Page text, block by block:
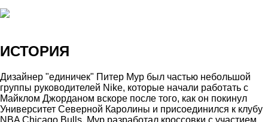
ИСТОРИЯ
Дизайнер "единичек" Питер Мур был частью небольшой
группы руководителей Nike, которые начали работать с
Майклом Джорданом вскоре после того, как он покинул
Университет Северной Каролины и присоединился к клубу
NBA Chicago Bulls. Мур разработал кроссовки с участием